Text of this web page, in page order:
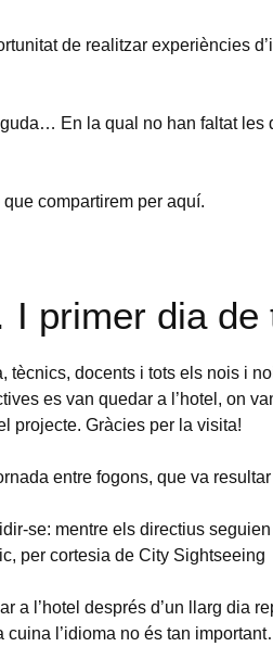
de realitzar experiències
En la qual no han faltat les
compartirem per aquí.
primer dia de
docents i tots els nois i
es van quedar a l’hotel, on
projecte. Gràcies per la visita!
entre fogons, que va resultar
se: mentre els directius
per cortesia de City Sightseeing
l’hotel després d’un llarg dia
l’idioma no és tan